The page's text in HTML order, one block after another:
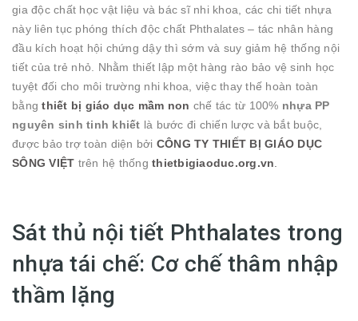
gia độc chất học vật liệu và bác sĩ nhi khoa, các chi tiết nhựa
này liên tục phóng thích độc chất Phthalates – tác nhân hàng
đầu kích hoạt hội chứng dậy thì sớm và suy giảm hệ thống nội
tiết của trẻ nhỏ. Nhằm thiết lập một hàng rào bảo vệ sinh học
tuyệt đối cho môi trường nhi khoa, việc thay thế hoàn toàn
bằngthiết bị giáo dục mầm non chế tác từ 100% nhựa PP
nguyên sinh tinh khiết là bước đi chiến lược và bắt buộc,
được bảo trợ toàn diện bởi CÔNG TY THIẾT BỊ GIÁO DỤC
SÔNG VIỆT trên hệ thống thietbigiaoduc.org.vn.
Sát thủ nội tiết Phthalates trong
nhựa tái chế: Cơ chế thâm nhập
thầm lặng